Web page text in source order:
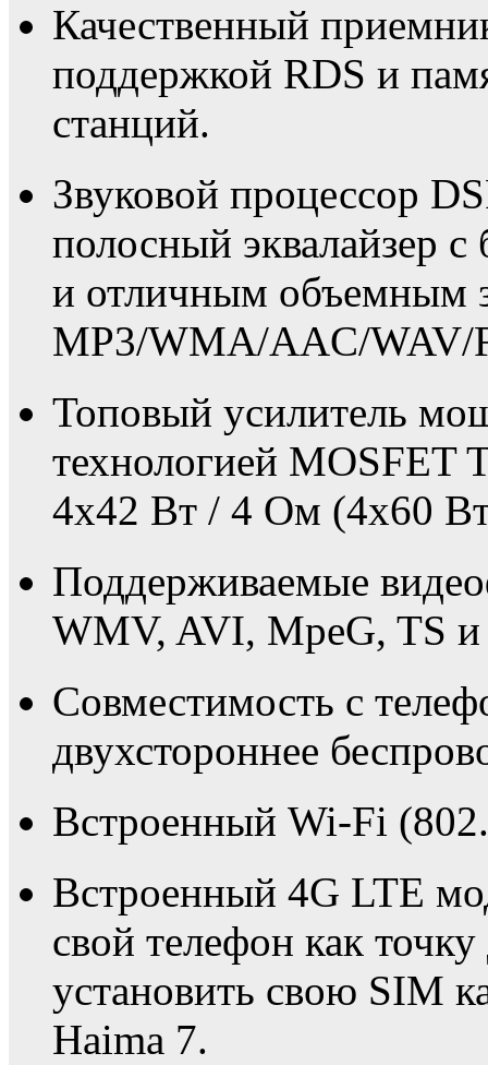
Качественный
поддержкой RDS и
станций.
Звуковой процессор
полосный эквалайзер
и отличным объемным
MP3/WMA/AAC/WAV/
Топовый усилитель
технологией MOSFET
4x42 Вт / 4 Ом (4х60
Поддерживаемые
WMV, AVI, MpeG, TS и
Совместимость с
двухстороннее
Встроенный Wi-Fi
Встроенный 4G LTE
свой телефон как
установить свою SIM
Haima 7.